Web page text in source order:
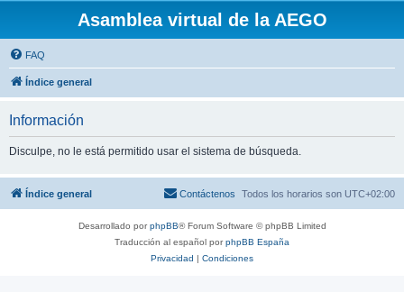
Asamblea virtual de la AEGO
FAQ
Índice general
Información
Disculpe, no le está permitido usar el sistema de búsqueda.
Índice general Todos los horarios son UTC+02:00
Contáctenos
Desarrollado porphpBB® Forum Software © phpBB Limited
Traducción al español porphpBB España
Privacidad | Condiciones